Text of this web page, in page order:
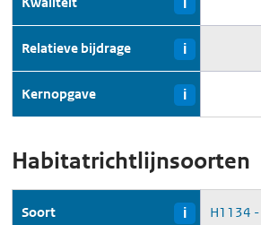
Relatieve bijdrage i
Kernopgave i
Habitatrichtlijnsoorten
Soort i H1134